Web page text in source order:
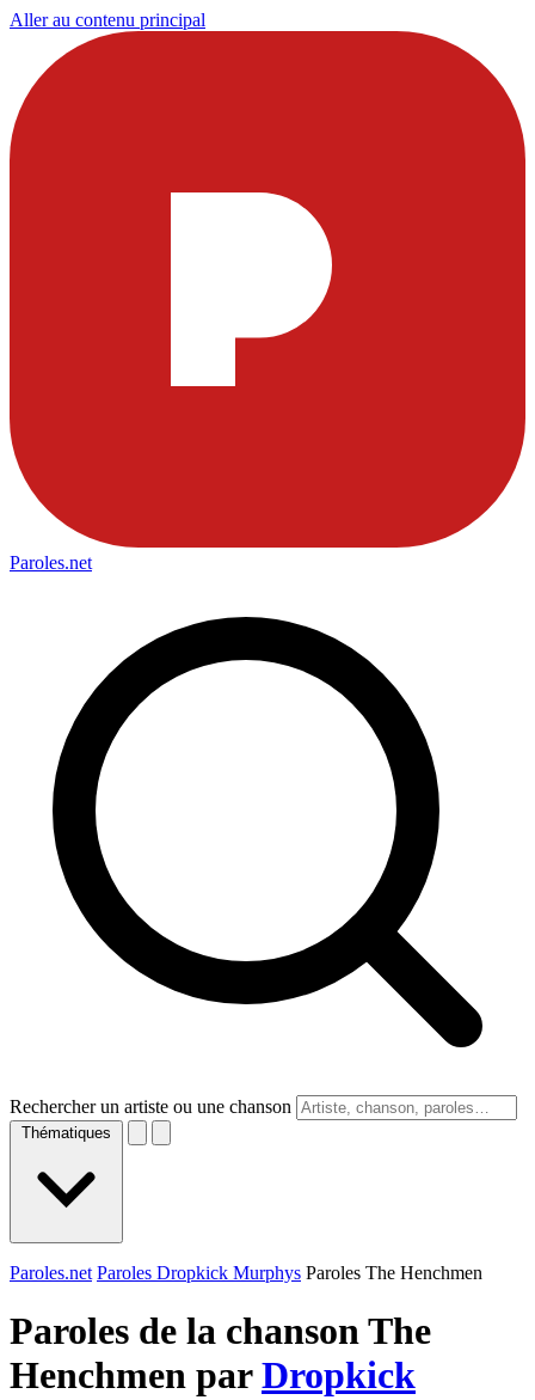
Aller au contenu principal
Paroles.net
Rechercher un artiste ou une chanson
Thématiques
Paroles.net Paroles Dropkick Murphys Paroles The Henchmen
Paroles de la chanson The
Henchmen parDropkick